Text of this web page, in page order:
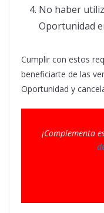
No haber
Oportunidad
Cumplir con estos
beneficiarte de las
Oportunidad y
¡Complementa